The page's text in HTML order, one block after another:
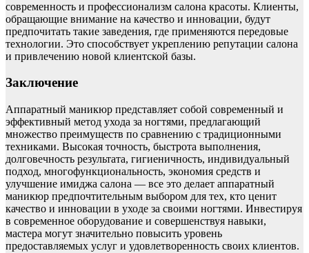
современность и профессионализм салона красоты. Клиенты,
обращающие внимание на качество и инновации, будут
предпочитать такие заведения, где применяются передовые
технологии. Это способствует укреплению репутации салона
и привлечению новой клиентской базы.
Заключение
Аппаратный маникюр представляет собой современный и
эффективный метод ухода за ногтями, предлагающий
множество преимуществ по сравнению с традиционными
техниками. Высокая точность, быстрота выполнения,
долговечность результата, гигиеничность, индивидуальный
подход, многофункциональность, экономия средств и
улучшение имиджа салона — все это делает аппаратный
маникюр предпочтительным выбором для тех, кто ценит
качество и инновации в уходе за своими ногтями. Инвестируя
в современное оборудование и совершенствуя навыки,
мастера могут значительно повысить уровень
предоставляемых услуг и удовлетворенность своих клиентов.